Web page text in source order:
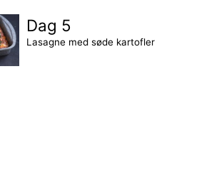
Dag 5
Lasagne med søde kartofler